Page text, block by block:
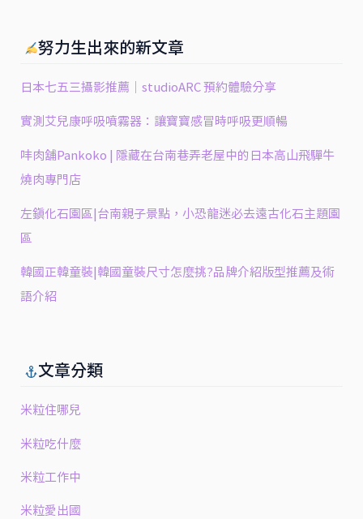
努力生出來的新文章
日本七五三攝影推薦｜studioARC 預約體驗分享
實測艾兒康呼吸噴霧器：讓寶寶感冒時呼吸更順暢
㕩肉舖Pankoko | 隱藏在台南巷弄老屋中的日本高山飛驒牛
燒肉專門店
左鎮化石園區|台南親子景點，小恐龍迷必去遠古化石主題園
區
韓國正韓童裝|韓國童裝尺寸怎麼挑?品牌介紹版型推薦及術
語介紹
文章分類
米粒住哪兒
米粒吃什麼
米粒工作中
米粒愛出國